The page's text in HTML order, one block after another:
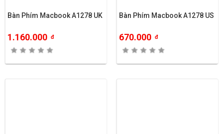
Bàn Phím Macbook A1278 UK
1.160.000 đ
Bàn Phím Macbook A1278 US
670.000 đ